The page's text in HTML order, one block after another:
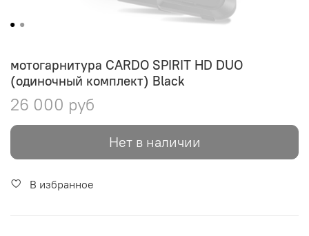
мотогарнитура CARDO SPIRIT HD DUO
(одиночный комплект) Black
26 000 руб
Нет в наличии
В избранное